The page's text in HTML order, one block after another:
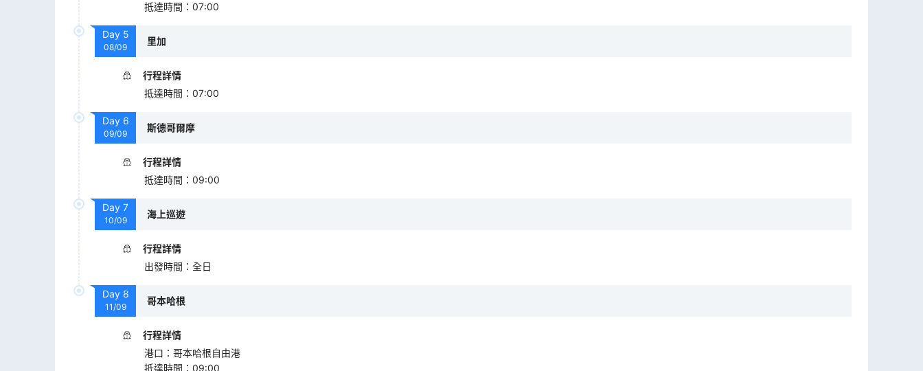
抵達時間 ： 07:00
Day 5
08/09
里加
行程詳情
抵達時間 ： 07:00
Day 6
09/09
斯德哥爾摩
行程詳情
抵達時間 ： 09:00
Day 7
10/09
海上巡遊
行程詳情
出發時間 ： 全日
Day 8
11/09
哥本哈根
行程詳情
港口 ： 哥本哈根自由港
抵達時間 ： 09:00